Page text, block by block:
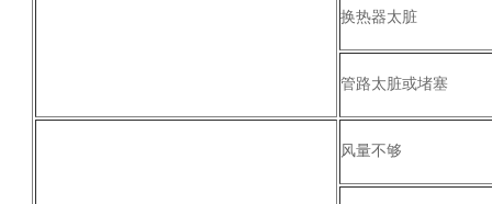
换热器太脏
管路太脏或堵塞
风量不够